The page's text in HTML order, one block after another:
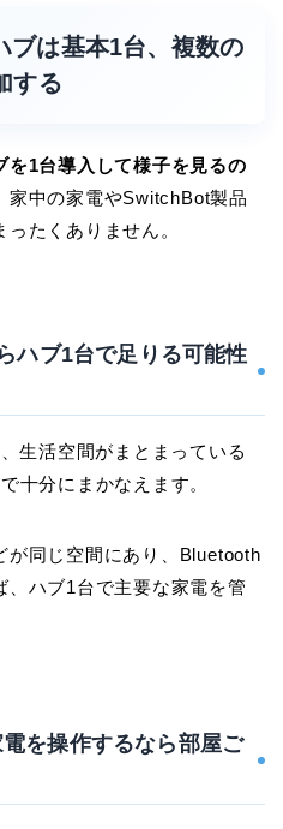
は基本1台、複数の
する
を1台導入して様子を見るの
家中の家電やSwitchBot製品
たくありません。
ハブ1台で足りる可能性
生活空間がまとまっている
十分にまかなえます。
が同じ空間にあり、Bluetooth
ハブ1台で主要な家電を管
を操作するなら部屋ご